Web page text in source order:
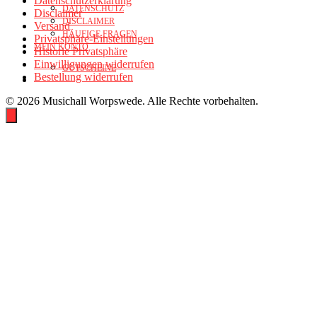
DATENSCHUTZ
DISCLAIMER
HÄUFIGE FRAGEN
MEIN KONTO
GUTSCHEINE
Disclaimer
Versand
Privatsphäre-Einstellungen
Historie Privatsphäre
Einwilligungen widerrufen
Bestellung widerrufen
© 2026 Musichall Worpswede. Alle Rechte vorbehalten.